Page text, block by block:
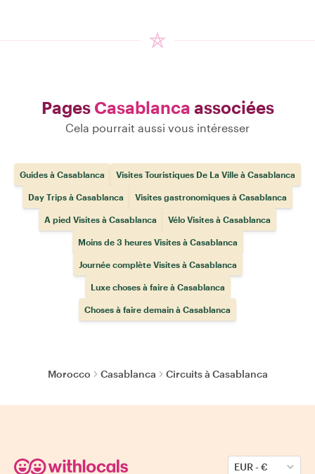
Pages Casablanca associées
Cela pourrait aussi vous intéresser
Guides à Casablanca Visites Touristiques De La Ville à Casablanca
Day Trips à Casablanca Visites gastronomiques à Casablanca
A pied Visites à Casablanca Vélo Visites à Casablanca
Moins de 3 heures Visites à Casablanca
Journée complète Visites à Casablanca
Luxe choses à faire à Casablanca
Choses à faire demain à Casablanca
Morocco Casablanca Circuits à Casablanca
EUR-€